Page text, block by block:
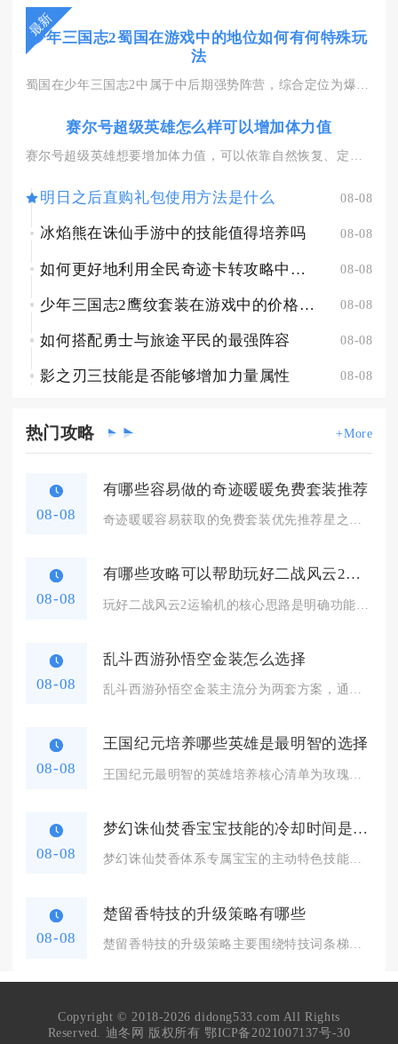
最新
少年三国志2蜀国在游戏中的地位如何有何特殊玩
法
赛尔号超级英雄怎么样可以增加体力值
明日之后直购礼包使用方法是什么 08-08
冰焰熊在诛仙手游中的技能值得培养吗 08-08
如何更好地利用全民奇迹卡转攻略中的资源 08-08
少年三国志2鹰纹套装在游戏中的价格是多少 08-08
如何搭配勇士与旅途平民的最强阵容 08-08
影之刃三技能是否能够增加力量属性 08-08
热门攻略 +More
08-08
有哪些容易做的奇迹暖暖免费套装推荐
08-08
有哪些攻略可以帮助玩好二战风云2的运输机
08-08
乱斗西游孙悟空金装怎么选择
08-08
王国纪元培养哪些英雄是最明智的选择
08-08
梦幻诛仙焚香宝宝技能的冷却时间是多久
梦幻诛仙焚香体系专属宝宝的主动特色技能基础冷却区间集中在常规...
08-08
楚留香特技的升级策略有哪些
Copyright © 2018-2026 didong533.com All Rights
Reserved. 迪冬网 版权所有 鄂ICP备2021007137号-30